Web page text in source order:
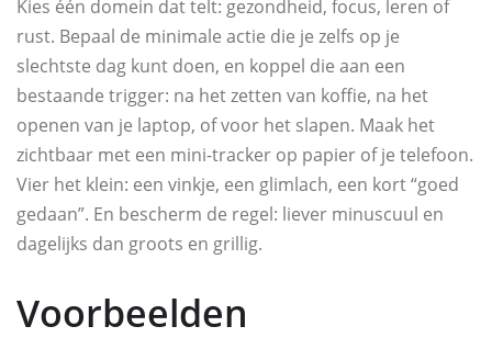
Kies één domein dat telt: gezondheid, focus, leren of
rust. Bepaal de minimale actie die je zelfs op je
slechtste dag kunt doen, en koppel die aan een
bestaande trigger: na het zetten van koffie, na het
openen van je laptop, of voor het slapen. Maak het
zichtbaar met een mini-tracker op papier of je telefoon.
Vier het klein: een vinkje, een glimlach, een kort “goed
gedaan”. En bescherm de regel: liever minuscuul en
dagelijks dan groots en grillig.
Voorbeelden